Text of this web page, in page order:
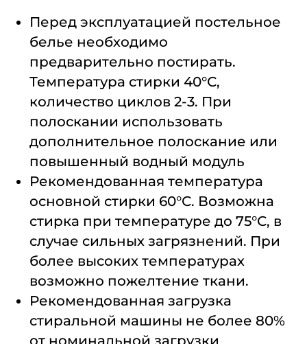
Перед эксплуатацией постельное
белье необходимо
предварительно постирать.
Температура стирки 40°С,
количество циклов 2-3. При
полоскании использовать
дополнительное полоскание или
повышенный водный модуль
Рекомендованная температура
основной стирки 60°С. Возможна
стирка при температуре до 75°С, в
случае сильных загрязнений. При
более высоких температурах
возможно пожелтение ткани.
Рекомендованная загрузка
стиральной машины не более 80%
от номинальной загрузки